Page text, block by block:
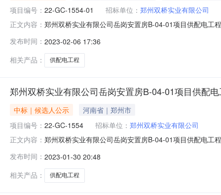
项目编号： 22-GC-1554-01 招标单位： 郑州双桥实业有限公司
正文内容： 郑州双桥实业有限公司岳岗安置房B-04-01项目供配电工
岳岗安置房B-04-01项目供配电工程开标时间2023年01
发布时间： 2023-02-06 17:36
相关产品：
供配电工程
郑州双桥实业有限公司岳岗安置房B-04-01项目供配
中标｜候选人公示
河南省｜郑州市
项目编号： 22-GC-1554 招标单位： 郑州双桥实业有限公司
正文内容： 郑州双桥实业有限公司岳岗安置房B-04-01项目供配电工
60天；中标候选人第2名：启晗电力建设集团有限公司
发布时间： 2023-01-30 20:48
相关产品：
供配电工程